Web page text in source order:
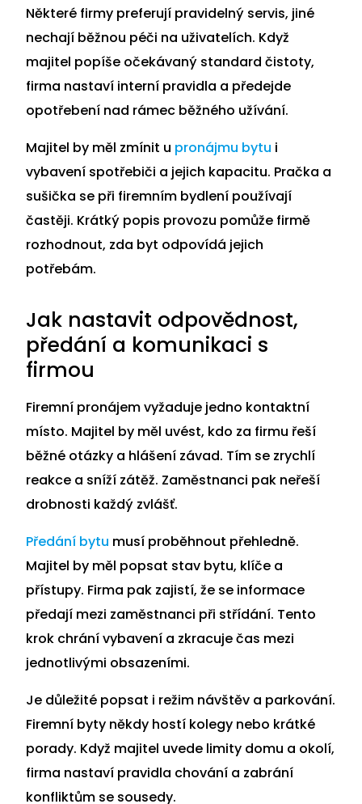
Některé firmy preferují pravidelný servis, jiné
nechají běžnou péči na uživatelích. Když
majitel popíše očekávaný standard čistoty,
firma nastaví interní pravidla a předejde
opotřebení nad rámec běžného užívání.
Majitel by měl zmínit u pronájmu bytu i
vybavení spotřebiči a jejich kapacitu. Pračka a
sušička se při firemním bydlení používají
častěji. Krátký popis provozu pomůže firmě
rozhodnout, zda byt odpovídá jejich
potřebám.
Jak nastavit odpovědnost,
předání a komunikaci s
firmou
Firemní pronájem vyžaduje jedno kontaktní
místo. Majitel by měl uvést, kdo za firmu řeší
běžné otázky a hlášení závad. Tím se zrychlí
reakce a sníží zátěž. Zaměstnanci pak neřeší
drobnosti každý zvlášť.
Předání bytu musí proběhnout přehledně.
Majitel by měl popsat stav bytu, klíče a
přístupy. Firma pak zajistí, že se informace
předají mezi zaměstnanci při střídání. Tento
krok chrání vybavení a zkracuje čas mezi
jednotlivými obsazeními.
Je důležité popsat i režim návštěv a parkování.
Firemní byty někdy hostí kolegy nebo krátké
porady. Když majitel uvede limity domu a okolí,
firma nastaví pravidla chování a zabrání
konfliktům se sousedy.